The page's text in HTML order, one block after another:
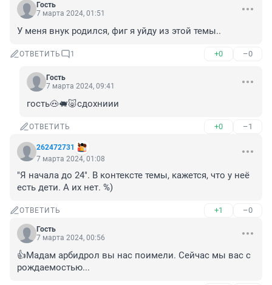
Гость
7 марта 2024, 01:51
У меня внук родился, фиг я уйду из этой темы..
ОТВЕТИТЬ 1 +0 –0
Гость
7 марта 2024, 09:41
гость🐽🐖🐷сдохниии
ОТВЕТИТЬ +0 –1
262472731
7 марта 2024, 01:08
"Я начала до 24". В контексте темы, кажется, что у неё
есть дети. А их нет. %)
ОТВЕТИТЬ +1 –0
Гость
7 марта 2024, 00:56
👍Мадам арбидрол вы нас поимели. Сейчас мы вас с
рождаемостью...